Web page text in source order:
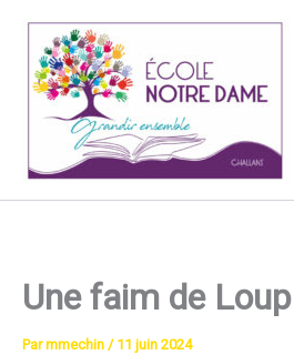
contenu
Une faim de Loup
Parmmechin / 11 juin 2024